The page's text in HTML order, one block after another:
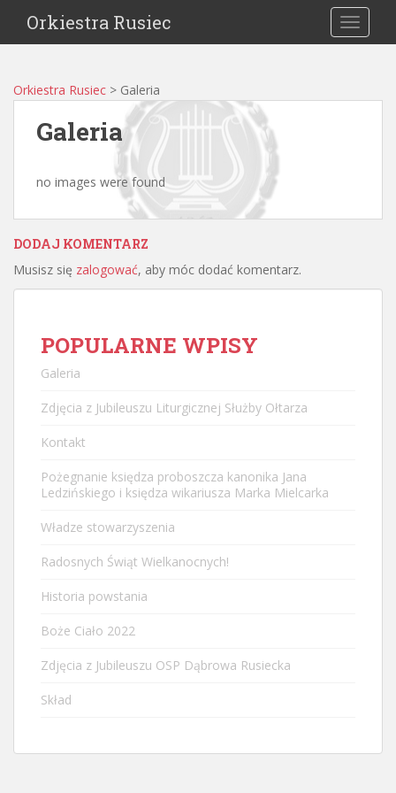
Orkiestra Rusiec
Orkiestra Rusiec > Galeria
Galeria
no images were found
DODAJ KOMENTARZ
Musisz się zalogować, aby móc dodać komentarz.
POPULARNE WPISY
Galeria
Zdjęcia z Jubileuszu Liturgicznej Służby Ołtarza
Kontakt
Pożegnanie księdza proboszcza kanonika Jana
Ledzińskiego i księdza wikariusza Marka Mielcarka
Władze stowarzyszenia
Radosnych Świąt Wielkanocnych!
Historia powstania
Boże Ciało 2022
Zdjęcia z Jubileuszu OSP Dąbrowa Rusiecka
Skład